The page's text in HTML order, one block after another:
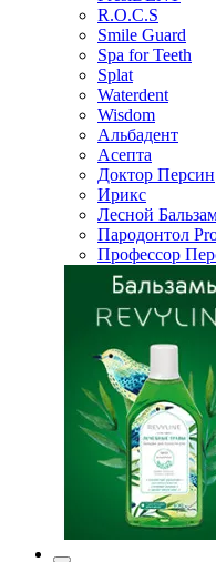
R.O.C.S
Smile Guard
Spa for Teeth
Splat
Waterdent
Wisdom
Альбадент
Асепта
Доктор Персин
Ирикс
Лесной
Пародонтол
Профессор